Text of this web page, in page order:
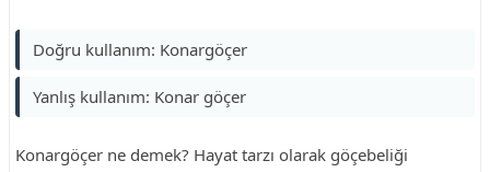
Doğru kullanım: Konargöçer
Yanlış kullanım: Konar göçer
Konargöçer ne demek? Hayat tarzı olarak göçebeliği